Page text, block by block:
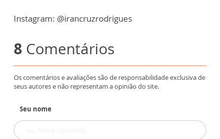
Instagram: @irancruzrodrigues
8 Comentários
Os comentários e avaliações são de responsabilidade exclusiva de
seus autores e não representam a opinião do site.
Seu nome